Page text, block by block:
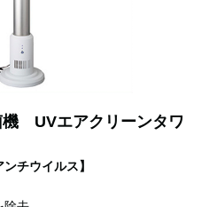
機 UVエアクリーンタワ
チウイルス】